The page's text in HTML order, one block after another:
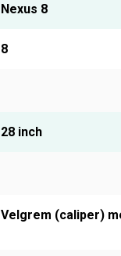
Nexus 8
8
28 inch
Velgrem (caliper)